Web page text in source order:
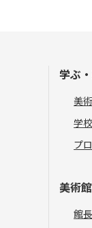
学ぶ
美
学
プ
美術
館